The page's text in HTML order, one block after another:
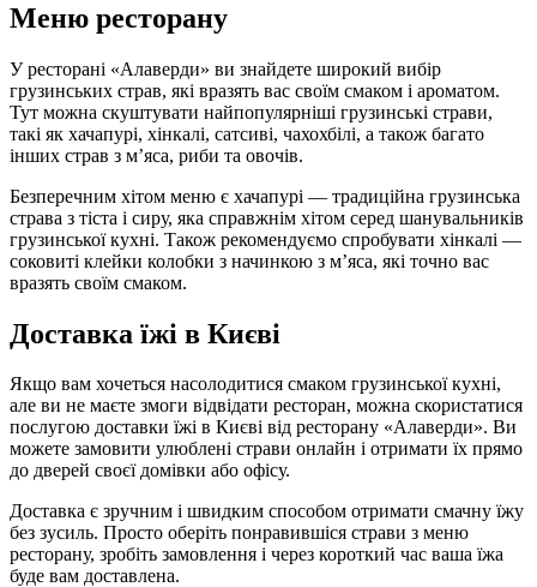
Меню ресторану
У ресторані «Алаверди» ви знайдете широкий вибір
грузинських страв, які вразять вас своїм смаком і ароматом.
Тут можна скуштувати найпопулярніші грузинські страви,
такі як хачапурі, хінкалі, сатсиві, чахохбілі, а також багато
інших страв з м’яса, риби та овочів.
Безперечним хітом меню є хачапурі — традиційна грузинська
страва з тіста і сиру, яка справжнім хітом серед шанувальників
грузинської кухні. Також рекомендуємо спробувати хінкалі —
соковиті клейки колобки з начинкою з м’яса, які точно вас
вразять своїм смаком.
Доставка їжі в Києві
Якщо вам хочеться насолодитися смаком грузинської кухні,
але ви не маєте змоги відвідати ресторан, можна скористатися
послугою доставки їжі в Києві від ресторану «Алаверди». Ви
можете замовити улюблені страви онлайн і отримати їх прямо
до дверей своєї домівки або офісу.
Доставка є зручним і швидким способом отримати смачну їжу
без зусиль. Просто оберіть понравившіся страви з меню
ресторану, зробіть замовлення і через короткий час ваша їжа
буде вам доставлена.